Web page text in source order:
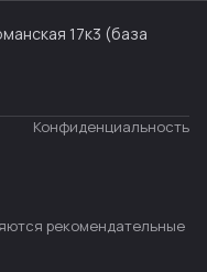
17к3 (база
Конфиденциальность
рекомендательные